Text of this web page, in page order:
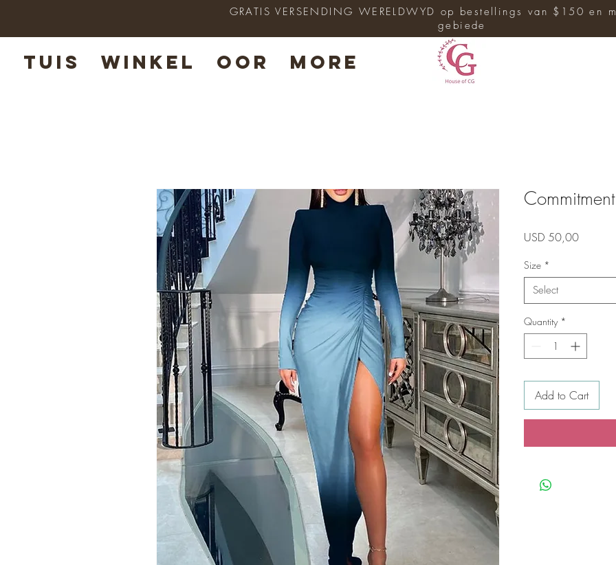
TUIS WINKEL OOR More
GRATIS VERSENDING WERELDWYD op bestellings van $150 en
gebiede
USD 50,00Price
Size *
Select
Quantity *
Add to Cart